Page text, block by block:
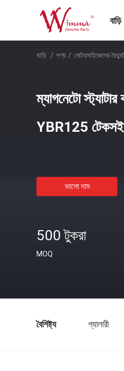
বাড়ি
বাড়ি / পণ্য / মোটরসাইকেলের
ম্যাগনেটো
YBR125 টেকসই
ভালো দাম
500 টুকরা
MOQ
বৈশিষ্ট্য গ্যালারী